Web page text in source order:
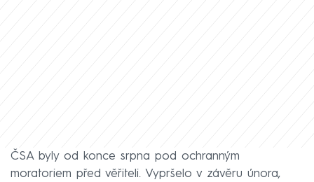
ČSA byly od konce srpna pod ochranným
moratoriem před věřiteli. Vypršelo v závěru února,